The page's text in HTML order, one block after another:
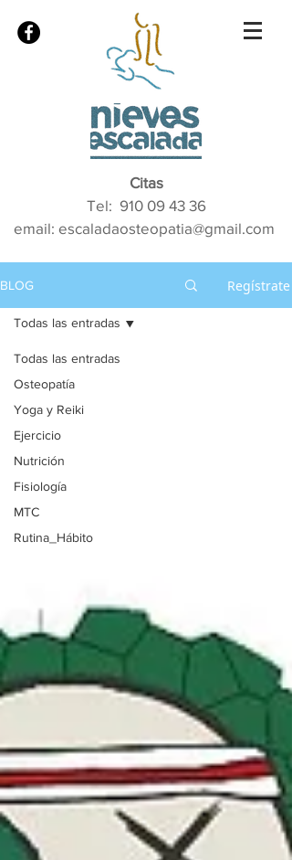
Citas
Tel: 910 09 43 36
email: escaladaosteopatia@gmail.com
BLOG Regístrate
Todas las entradas
Osteopatía
Yoga y Reiki
Ejercicio
Nutrición
Fisiología
MTC
Rutina_Hábito
Todas las entradas